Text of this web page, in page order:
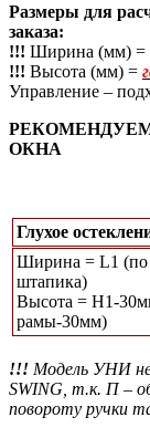
Размеры для
заказа:
!!! Ширина (мм) =
!!! Высота (мм) =
Управление –
ОКНА
Глухое
Ширина = L1 (по
штапика)
Высота = Н1-
рамы-30мм)
!!! Модель УНИ не
SWING, т.к. П –
повороту ручки